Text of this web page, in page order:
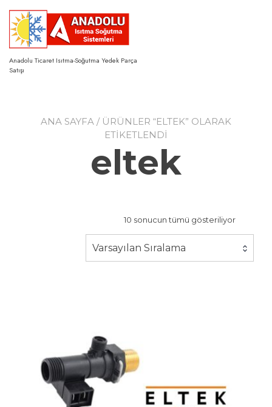
content
Anadolu Ticaret Isıtma-Soğutma Yedek Parça
Satışı
ANA SAYFA / ÜRÜNLER “ELTEK” OLARAK
ETIKETLENDI
eltek
10 sonucun tümü gösteriliyor
Varsayılan Sıralama